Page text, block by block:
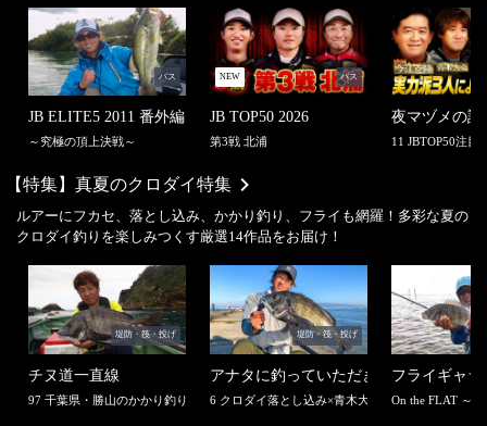
バス
JB ELITE5 2011 番外編
～究極の頂上決戦～
NEW バス
JB TOP50 2026
第3戦 北浦
夜マヅメの
11 JBTOP50注目
【特集】 真夏のクロダイ特集
ルアーにフカセ、落とし込み、かかり釣り、フライも網羅！多彩な夏の
クロダイ釣りを楽しみつくす厳選14作品をお届け！
堤防・筏・投げ
チヌ道一直線
97 千葉県・勝山のかかり釣り！いざ、関東のチヌに挑む！
堤防・筏・投げ
アナタに釣っていただきます！
6 クロダイ落とし込み×青木大介
フライギャラ
On the FLAT ～